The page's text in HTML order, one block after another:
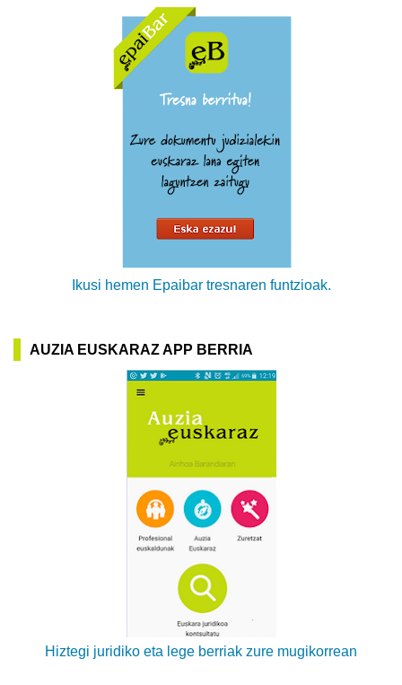
Ikusi hemen Epaibar tresnaren funtzioak.
AUZIA EUSKARAZ APP BERRIA
Hiztegi juridiko eta lege berriak zure mugikorrean